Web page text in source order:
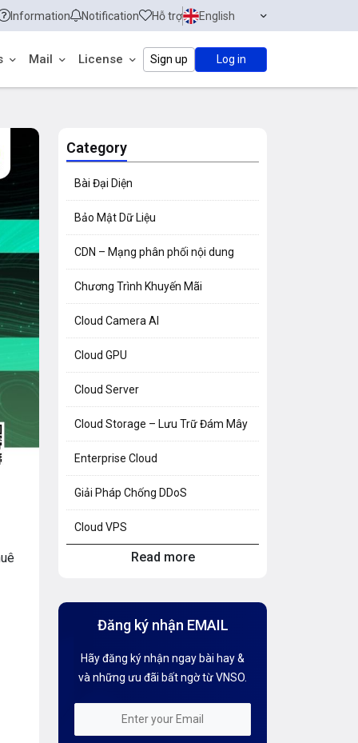
Information Notification Hỗ trợ English
Mail License Sign up Log in
Category
Bài Đại Diện
Bảo Mật Dữ Liệu
CDN – Mạng phân phối nội dung
Chương Trình Khuyến Mãi
Cloud Camera AI
Cloud GPU
Cloud Server
Cloud Storage – Lưu Trữ Đám Mây
Enterprise Cloud
Giải Pháp Chống DDoS
Cloud VPS
Hosting Knowledge
Hướng dẫn Tên miền
Kiến thức AI
Mỗi tuần 01 Server
Read more
Đăng ký nhận EMAIL
Hãy đăng ký nhận ngay bài hay &
và những ưu đãi bất ngờ từ VNSO.